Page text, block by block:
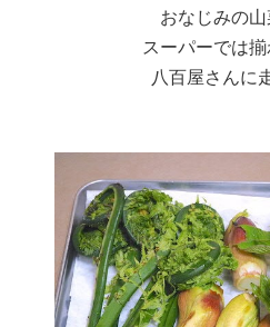
おなじみの
スーパーでは
八百屋さんに